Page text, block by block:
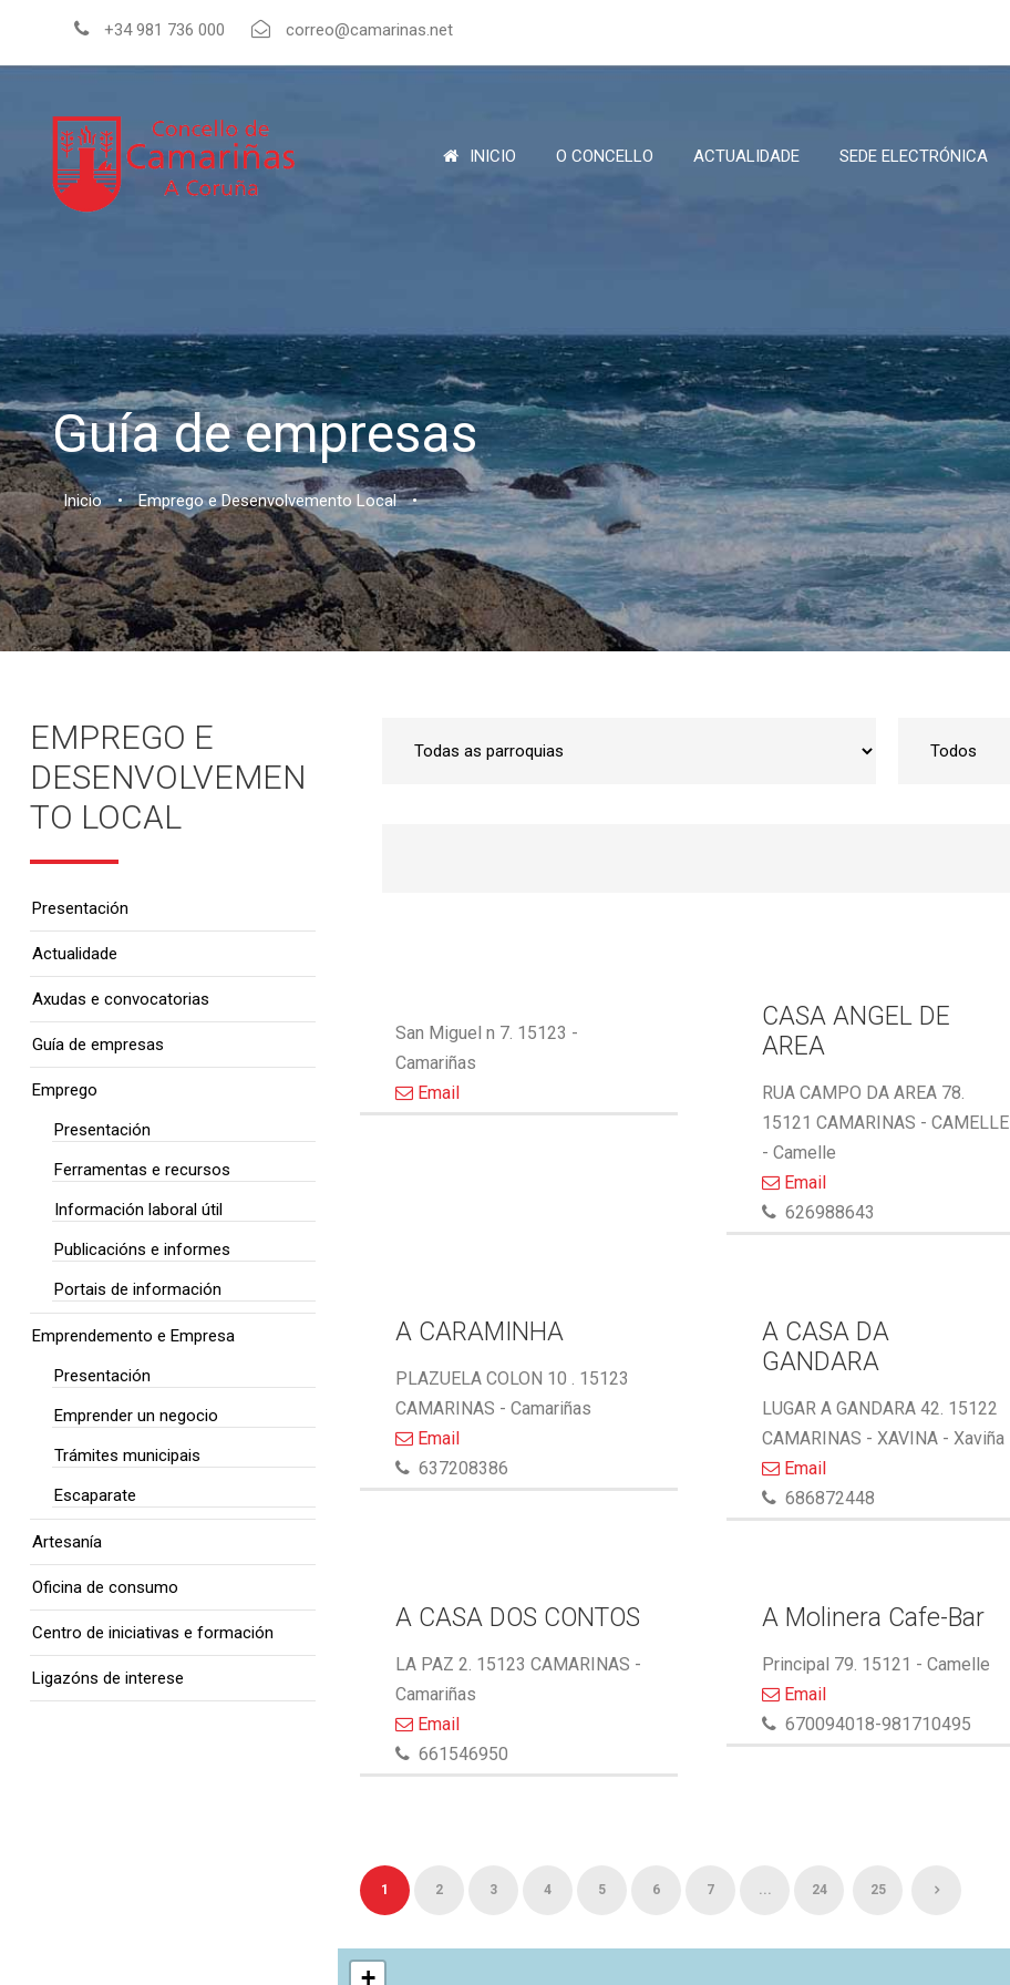
+34 981 736 000 correo@camarinas.net
INICIO O CONCELLO ACTUALIDADE SEDE ELECTRÓNICA
Guía de empresas
Inicio • Emprego e Desenvolvemento Local •
San Miguel n 7. 15123 -
Camariñas
Email
CASA ANGEL DE
AREA
RUA CAMPO DA AREA 78.
15121 CAMARINAS - CAMELLE
- Camelle
Email
626988643
A CARAMINHA
PLAZUELA COLON 10 . 15123
CAMARINAS - Camariñas
Email
637208386
A CASA DA
GANDARA
LUGAR A GANDARA 42. 15122
CAMARINAS - XAVINA - Xaviña
Email
686872448
A CASA DOS CONTOS
LA PAZ 2. 15123 CAMARINAS -
Camariñas
Email
661546950
A Molinera Cafe-Bar
Principal 79. 15121 - Camelle
Email
670094018-981710495
1 2 3 4 5 6 7 ... 24 25
+
EMPREGO E
DESENVOLVEMEN
TO LOCAL
Presentación
Actualidade
Axudas e convocatorias
Guía de empresas
Emprego
Presentación
Ferramentas e recursos
Información laboral útil
Publicacións e informes
Portais de información
Emprendemento e Empresa
Presentación
Emprender un negocio
Trámites municipais
Escaparate
Artesanía
Oficina de consumo
Centro de iniciativas e formación
Ligazóns de interese